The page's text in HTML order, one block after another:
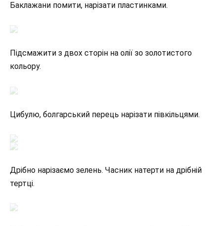
Баклажани помити, нарізати пластинками.
Підсмажити з двох сторін на олії зо золотистого
кольору.
Цибулю, болгарський перець нарізати півкільцями.
Дрібно нарізаємо зелень. Часник натерти на дрібній
тертці.